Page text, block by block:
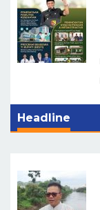
Headline